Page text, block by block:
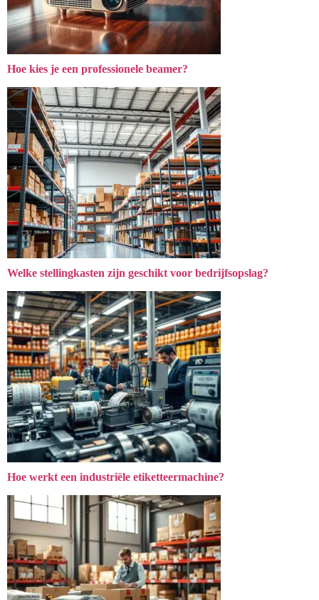
Hoe kies je een professionele beamer?
Welke stellingkasten zijn geschikt voor bedrijfsopslag?
Hoe werkt een industriële etiketteermachine?